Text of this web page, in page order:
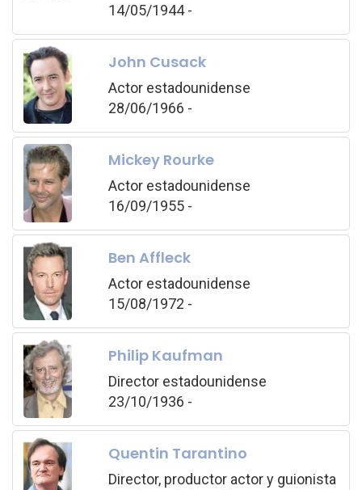
14/05/1944 -
John Cusack
Actor estadounidense
28/06/1966 -
Mickey Rourke
Actor estadounidense
16/09/1955 -
Ben Affleck
Actor estadounidense
15/08/1972 -
Philip Kaufman
Director estadounidense
23/10/1936 -
Quentin Tarantino
Director, productor actor y guionista